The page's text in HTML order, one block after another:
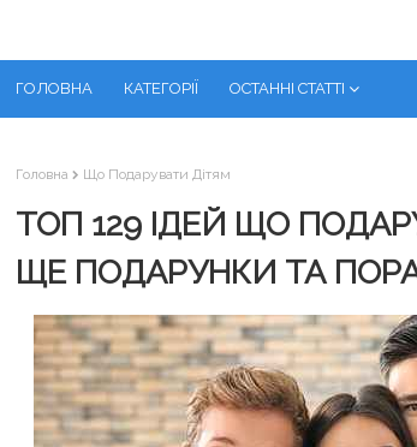
ГОЛОВНА КАТЕГОРІЇ ОСТАННІ СТАТТІ
Головна Що Подарувати Дітям
ТОП 129 ІДЕЙ ЩО
ЩЕ ПОДАРУНКИ ТА